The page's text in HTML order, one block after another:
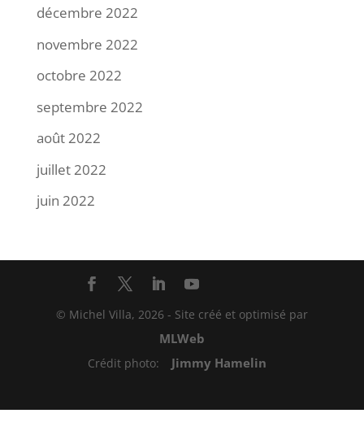
décembre 2022
novembre 2022
octobre 2022
septembre 2022
août 2022
juillet 2022
juin 2022
© Michel Villa, 2026 - Site créé et optimisé par
MLWeb
Crédit photo: Jimmy Hamelin